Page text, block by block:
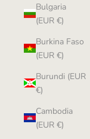
Bulgaria
(EUR €)
Burkina Faso
(EUR €)
Burundi (EUR
€)
Cambodia
(EUR €)